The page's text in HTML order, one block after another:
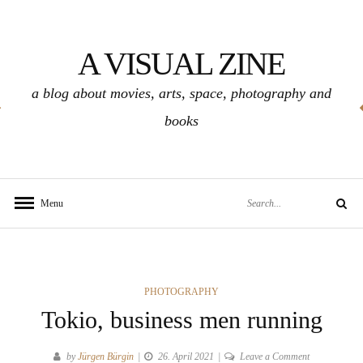
A VISUAL ZINE
a blog about movies, arts, space, photography and
books
Menu Search
CATEGORIES
PHOTOGRAPHY
Tokio, business men running
byJürgen Bürgin 26. April 2021 Leave a Commenton